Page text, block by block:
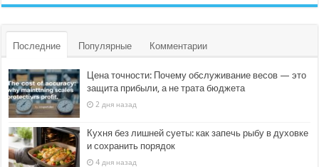
Последние Популярные Комментарии
Цена точности: Почему обслуживание весов — это
защита прибыли, а не трата бюджета
2 дня назад
Кухня без лишней суеты: как запечь рыбу в духовке
и сохранить порядок
4 дня назад